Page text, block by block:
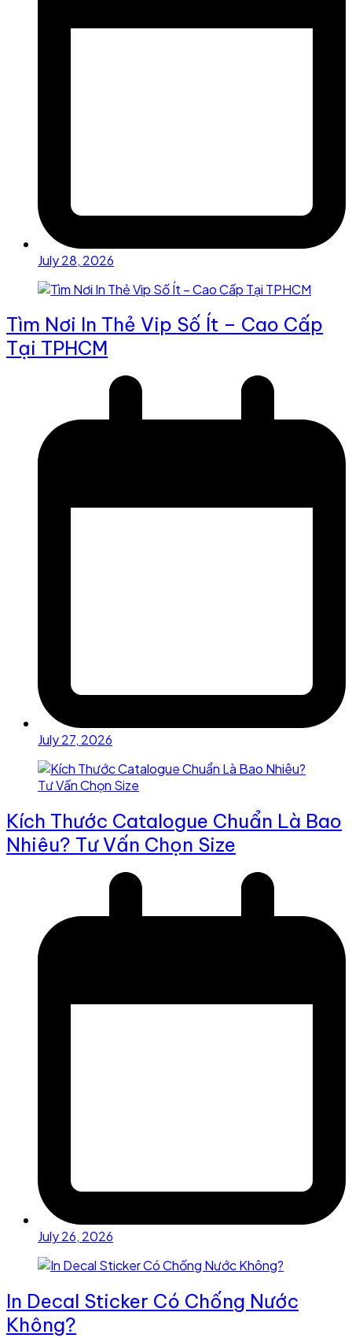
July 28, 2026
Tìm Nơi In Thẻ Vip Số Ít – Cao Cấp
Tại TPHCM
July 27, 2026
Kích Thước Catalogue Chuẩn Là Bao
Nhiêu? Tư Vấn Chọn Size
July 26, 2026
In Decal Sticker Có Chống Nước
Không?